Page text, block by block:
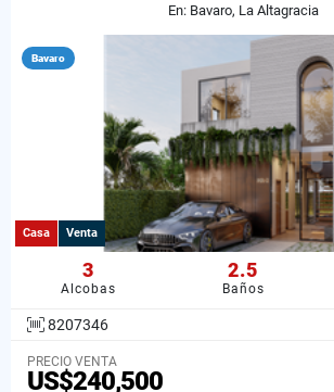
En: Bavaro, La Altagracia
Bavaro
Casa Venta
3
Alcobas
2.5
Baños
8207346
PRECIO VENTA
US$240,500